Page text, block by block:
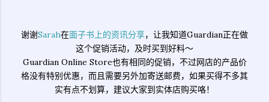
谢谢Sarah在面子书上的资讯分享，让我知道Guardian正在做
这个促销活动，及时买到好料～
Guardian Online Store也有相同的促销，不过网店的产品价
格没有特别优惠，而且需要另外加寄送邮费，如果买得不多其
实有点不划算，建议大家到实体店购买咯！